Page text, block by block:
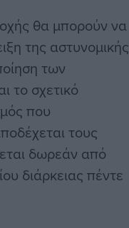
θα μπορούν να
της αστυνομικής
των
το σχετικό
που
τους
δωρεάν από
διάρκειας πέντε